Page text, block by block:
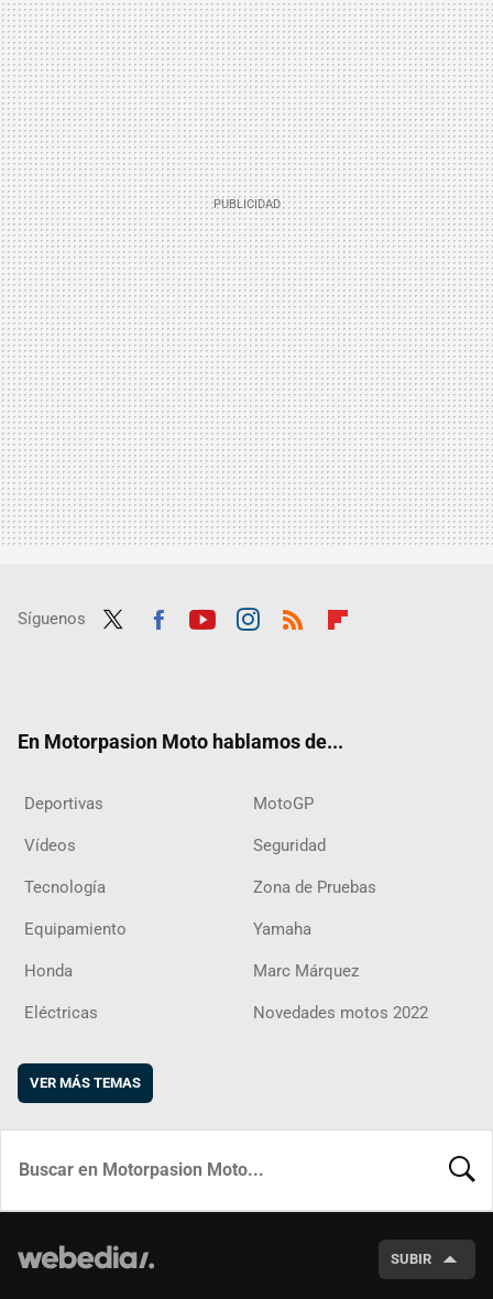
Síguenos
En Motorpasion Moto hablamos de...
Deportivas MotoGP
Vídeos Seguridad
Tecnología Zona de Pruebas
Equipamiento Yamaha
Honda Marc Márquez
Eléctricas Novedades motos 2022
VER MÁS TEMAS
SUBIR